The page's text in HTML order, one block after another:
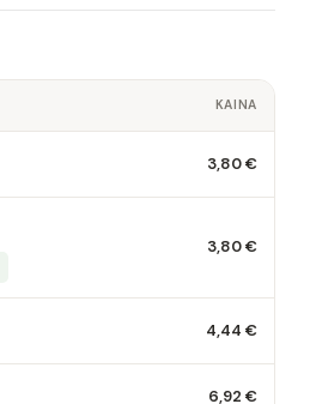
KAINA
3,80 €
3,80 €
4,44 €
6,92 €